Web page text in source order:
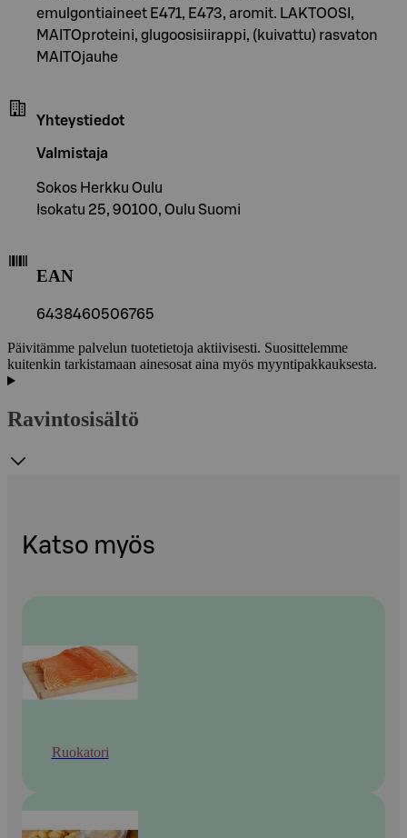
emulgontiaineet E471, E473, aromit. LAKTOOSI,
MAITOproteini, glugoosisiirappi, (kuivattu) rasvaton
MAITOjauhe
Yhteystiedot
Valmistaja
Sokos Herkku Oulu
Isokatu 25, 90100, Oulu Suomi
EAN
6438460506765
Päivitämme palvelun tuotetietoja aktiivisesti. Suosittelemme
kuitenkin tarkistamaan ainesosat aina myös myyntipakkauksesta.
Ravintosisältö
Katso myös
Ruokatori